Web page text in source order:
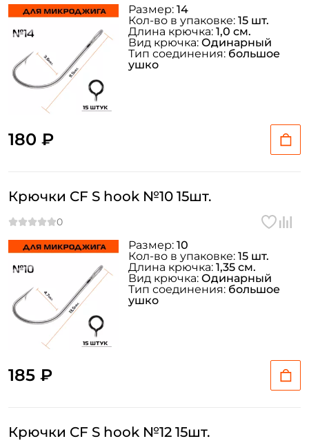
180 ₽
Размер: 14
Кол-во в упаковке: 15 шт.
Длина крючка: 1,0 см.
Вид крючка: Одинарный
Тип соединения: большое
ушко
Крючки CF S hook №10 15шт.
185 ₽
Размер: 10
Кол-во в упаковке: 15 шт.
Длина крючка: 1,35 см.
Вид крючка: Одинарный
Тип соединения: большое
ушко
Крючки CF S hook №12 15шт.